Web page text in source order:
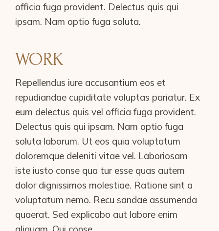
officia fuga provident. Delectus quis qui
ipsam. Nam optio fuga soluta.
WORK
Repellendus iure accusantium eos et
repudiandae cupiditate voluptas pariatur. Ex
eum delectus quis vel officia fuga provident.
Delectus quis qui ipsam. Nam optio fuga
soluta laborum. Ut eos quia voluptatum
doloremque deleniti vitae vel. Laboriosam
iste iusto conse qua tur esse quas autem
dolor dignissimos molestiae. Ratione sint a
voluptatum nemo. Recu sandae assumenda
quaerat. Sed explicabo aut labore enim